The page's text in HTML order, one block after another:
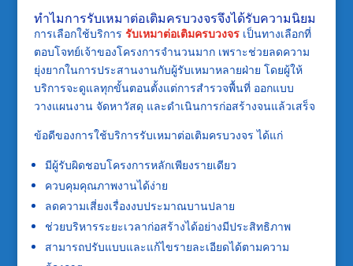
ทำไมการรับเหมาต่อเติมครบวงจรจึงได้รับความนิยม
การเลือกใช้บริการ รับเหมาต่อเติมครบวงจรเป็นทางเลือกที่
ตอบโจทย์เจ้าของโครงการจำนวนมาก เพราะช่วยลดความ
ยุ่งยากในการประสานงานกับผู้รับเหมาหลายฝ่าย โดยผู้ให้
บริการจะดูแลทุกขั้นตอนตั้งแต่การสำรวจพื้นที่ ออกแบบ
วางแผนงาน จัดหาวัสดุ และดำเนินการก่อสร้างจนแล้วเสร็จ
ข้อดีของการใช้บริการรับเหมาต่อเติมครบวงจร ได้แก่
มีผู้รับผิดชอบโครงการหลักเพียงรายเดียว
ควบคุมคุณภาพงานได้ง่าย
ลดความเสี่ยงเรื่องงบประมาณบานปลาย
ช่วยบริหารระยะเวลาก่อสร้างได้อย่างมีประสิทธิภาพ
สามารถปรับแบบและแก้ไขรายละเอียดได้ตามความ